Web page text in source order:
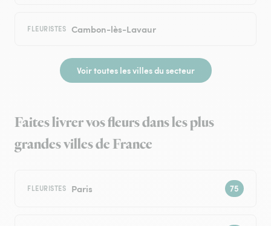
FLEURISTES Cambon-lès-Lavaur
Voir toutes les villes du secteur
Faites livrer vos fleurs dans les plus
grandes villes de France
FLEURISTES Paris